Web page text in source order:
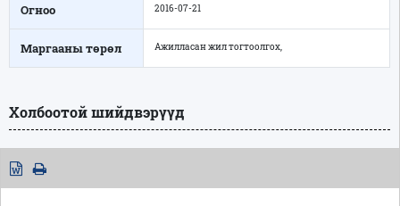
Огноо 2016-07-21
Маргааны төрөл Ажилласан жил тогтоолгох,
Холбоотой шийдвэрүүд